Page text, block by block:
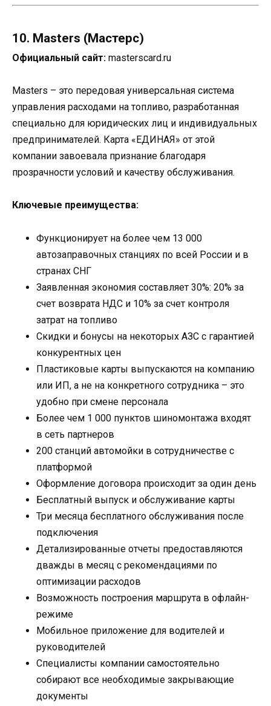
10. Masters (Мастерс)
Официальный сайт: masterscard.ru
Masters – это передовая универсальная система
управления расходами на топливо, разработанная
специально для юридических лиц и индивидуальных
предпринимателей. Карта «ЕДИНАЯ» от этой
компании завоевала признание благодаря
прозрачности условий и качеству обслуживания.
Ключевые преимущества:
Функционирует на более чем 13 000
автозаправочных станциях по всей России и в
странах СНГ
Заявленная экономия составляет 30%: 20% за
счет возврата НДС и 10% за счет контроля
затрат на топливо
Скидки и бонусы на некоторых АЗС с гарантией
конкурентных цен
Пластиковые карты выпускаются на компанию
или ИП, а не на конкретного сотрудника – это
удобно при смене персонала
Более чем 1 000 пунктов шиномонтажа входят
в сеть партнеров
200 станций автомойки в сотрудничестве с
платформой
Оформление договора происходит за один день
Бесплатный выпуск и обслуживание карты
Три месяца бесплатного обслуживания после
подключения
Детализированные отчеты предоставляются
дважды в месяц с рекомендациями по
оптимизации расходов
Возможность построения маршрута в офлайн-
режиме
Мобильное приложение для водителей и
руководителей
Специалисты компании самостоятельно
собирают все необходимые закрывающие
документы